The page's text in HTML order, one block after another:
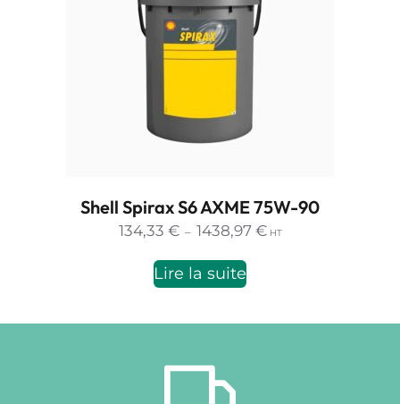
Shell Spirax S6 AXME 75W-90
134,33 € – 1438,97 €Plage
HT
Lire la suite